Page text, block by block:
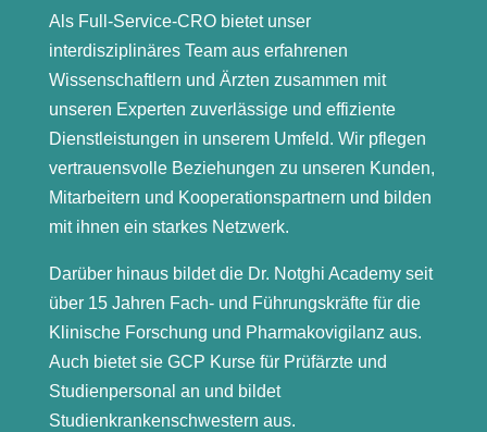
Als Full-Service-CRO bietet unser
interdisziplinäres Team aus erfahrenen
Wissenschaftlern und Ärzten zusammen mit
unseren Experten zuverlässige und effiziente
Dienstleistungen in unserem Umfeld. Wir pflegen
vertrauensvolle Beziehungen zu unseren Kunden,
Mitarbeitern und Kooperationspartnern und bilden
mit ihnen ein starkes Netzwerk.
Darüber hinaus bildet die Dr. Notghi Academy seit
über 15 Jahren Fach- und Führungskräfte für die
Klinische Forschung und Pharmakovigilanz aus.
Auch bietet sie GCP Kurse für Prüfärzte und
Studienpersonal an und bildet
Studienkrankenschwestern aus.